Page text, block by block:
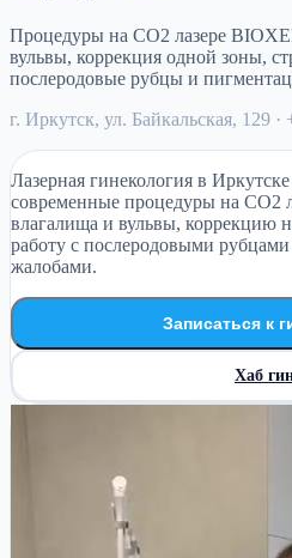
Процедуры на CO2 лазере
вульвы, коррекция одной зоны,
послеродовые рубцы и
г. Иркутск, ул. Байкальская, 129 ·
Лазерная гинекология в
современные процедуры на CO2
влагалища и вульвы, коррекцию
работу с послеродовыми
жалобами.
Записаться к
Хаб